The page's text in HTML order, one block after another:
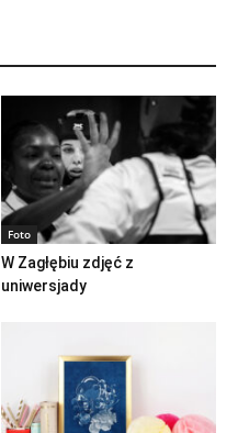
Foto
W Zagłębiu zdjęć z
uniwersjady